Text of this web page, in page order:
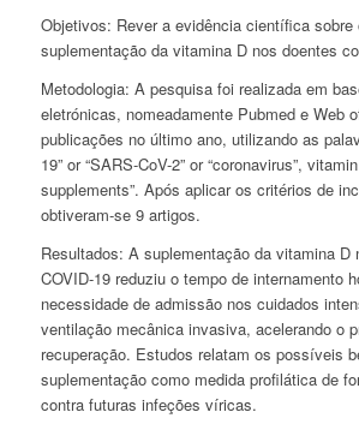
Objetivos: Rever a evidência científica sobre
suplementação da vitamina D nos doentes
Metodologia: A pesquisa foi realizada em
eletrónicas, nomeadamente Pubmede Web
publicações no último ano, utilizando as
19” or “SARS-CoV-2” or “coronavirus”,
supplements”. Após aplicar os critérios de
obtiveram-se 9 artigos.
Resultados: A suplementação da vitamina D
COVID-19 reduziu o tempo de internamento
necessidade de admissão nos cuidados
ventilação mecânica invasiva, acelerando o
recuperação. Estudos relatam os possíveis
suplementação como medida profilática de
contra futuras infeções víricas.